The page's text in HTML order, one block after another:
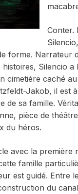
Conter.
forme. Narrateur
Silencio a
caché
Jakob, il est
de sa famille.
pièce de
du héros.
avec la
famille
est guidé. Entre
du